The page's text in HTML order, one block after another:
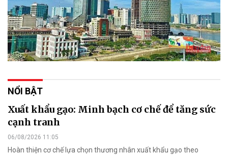
NỔI BẬT
Xuất khẩu gạo: Minh bạch cơ chế để tăng sức
cạnh tranh
06/08/2026 11:05
Hoàn thiện cơ chế lựa chọn thương nhân xuất khẩu gạo theo